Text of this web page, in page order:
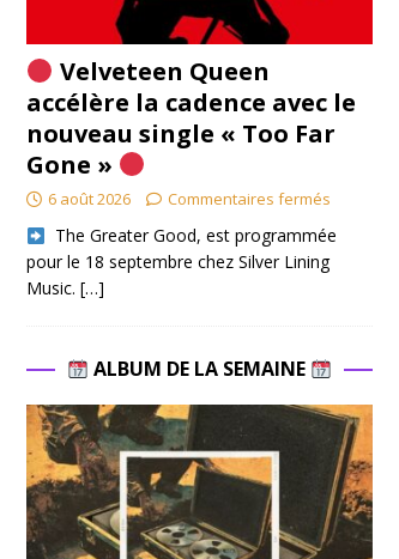
Velveteen Queen
accélère la cadence avec le
nouveau single « Too Far
Gone »
6 août 2026 Commentaires fermés
​ The Greater Good, est programmée
pour le 18 septembre chez Silver Lining
Music. […]
ALBUM DE LA SEMAINE